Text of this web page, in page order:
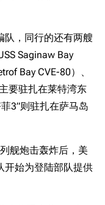
队，同行的还有两艘
Saginaw Bay
Bay CVE-80）、
要驻扎在莱特湾东
3”则驻扎在萨马岛
舰炮击轰炸后，美
开始为登陆部队提供